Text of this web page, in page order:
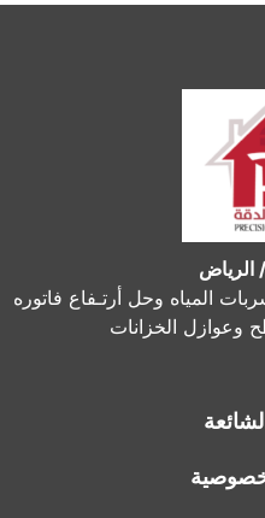
الرياض
المياه وحل أرتـفاع فاتوره
وعوازل الخزانات